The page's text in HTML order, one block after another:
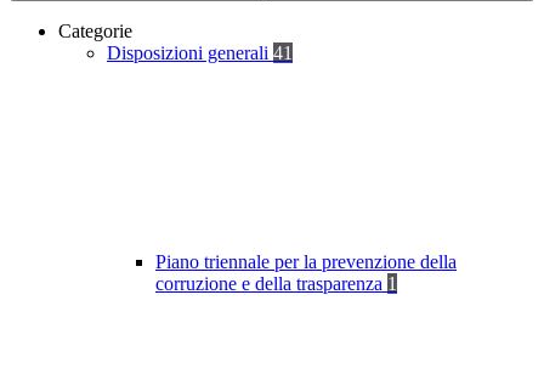
Categorie
Disposizioni generali 41
Piano triennale per la prevenzione della
corruzione e della trasparenza 1